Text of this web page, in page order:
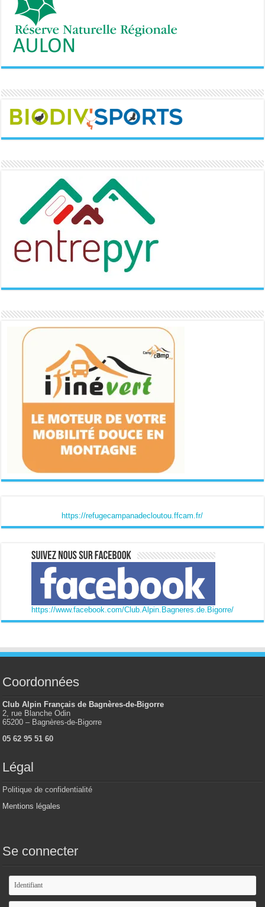
https://refugecampanadecloutou.ffcam.fr/
https://www.facebook.com/Club.Alpin.Bagneres.de.Bigorre/
Coordonnées
Club Alpin Français de Bagnères-de-Bigorre
2, rue Blanche Odin
65200 – Bagnères-de-Bigorre
05 62 95 51 60
Légal
Politique de confidentialité
Mentions légales
Se connecter